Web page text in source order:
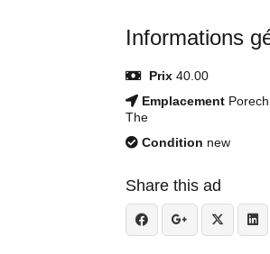
Informations
Prix 40.00
Emplacement
The
Condition new
Share this ad